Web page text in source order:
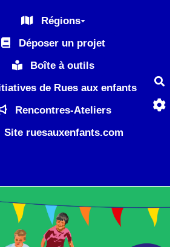
Régions
Déposer un projet
Boîte à outils
de Rues aux enfants
Rencontres-Ateliers
Site ruesauxenfants.com